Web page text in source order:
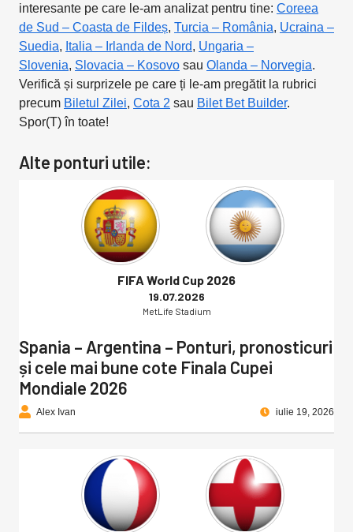
interesante pe care le-am analizat pentru tine: Coreea
de Sud – Coasta de Fildeș, Turcia – România, Ucraina –
Suedia, Italia – Irlanda de Nord, Ungaria –
Slovenia, Slovacia – Kosovo sau Olanda – Norvegia.
Verifică și surprizele pe care ți le-am pregătit la rubrici
precum Biletul Zilei, Cota 2 sau Bilet Bet Builder.
Spor(T) în toate!
Alte ponturi utile:
FIFA World Cup 2026
19.07.2026
MetLife Stadium
Spania – Argentina – Ponturi, pronosticuri
și cele mai bune cote Finala Cupei
Mondiale 2026
Alex Ivan iulie 19, 2026